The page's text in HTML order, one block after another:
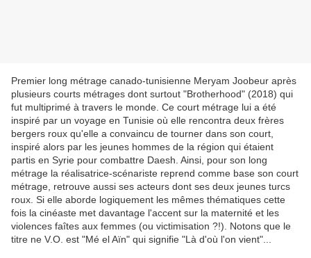
Premier long métrage canado-tunisienne Meryam Joobeur après
plusieurs courts métrages dont surtout "Brotherhood" (2018) qui
fut multiprimé à travers le monde. Ce court métrage lui a été
inspiré par un voyage en Tunisie où elle rencontra deux frères
bergers roux qu'elle a convaincu de tourner dans son court,
inspiré alors par les jeunes hommes de la région qui étaient
partis en Syrie pour combattre Daesh. Ainsi, pour son long
métrage la réalisatrice-scénariste reprend comme base son court
métrage, retrouve aussi ses acteurs dont ses deux jeunes turcs
roux. Si elle aborde logiquement les mêmes thématiques cette
fois la cinéaste met davantage l'accent sur la maternité et les
violences faîtes aux femmes (ou victimisation ?!). Notons que le
titre ne V.O. est "Mé el Aïn" qui signifie "Là d'où l'on vient"...